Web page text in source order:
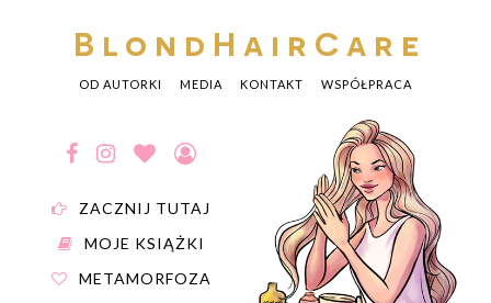
BlondHairCare
OD AUTORKI MEDIA KONTAKT WSPÓŁPRACA
ZACZNIJ TUTAJ
MOJE KSIĄŻKI
METAMORFOZA